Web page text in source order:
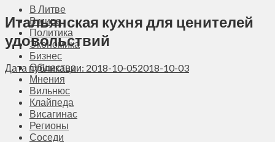
В Литве
В мире
Политика
Экономика
Бизнес
Общество
Мнения
Вильнюс
Клайпеда
Висагинас
Регионы
Соседи
Итальянская кухня для ценителей
удовольствий
Дата публикации: 2018-10-052018-10-03